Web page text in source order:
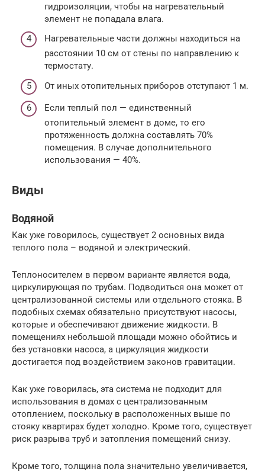
гидроизоляции, чтобы на нагревательный
элемент не попадала влага.
Нагревательные части должны находиться на
расстоянии 10 см от стены по направлению к
термостату.
От иных отопительных приборов отступают 1 м.
Если теплый пол — единственный
отопительный элемент в доме, то его
протяженность должна составлять 70%
помещения. В случае дополнительного
использования — 40%.
Виды
Водяной
Как уже говорилось, существует 2 основных вида
теплого пола – водяной и электрический.
Теплоносителем в первом варианте является вода,
циркулирующая по трубам. Подводиться она может от
централизованной системы или отдельного стояка. В
подобных схемах обязательно присутствуют насосы,
которые и обеспечивают движение жидкости. В
помещениях небольшой площади можно обойтись и
без установки насоса, а циркуляция жидкости
достигается под воздействием законов гравитации.
Как уже говорилась, эта система не подходит для
использования в домах с централизованным
отоплением, поскольку в расположенных выше по
стояку квартирах будет холодно. Кроме того, существует
риск разрыва труб и затопления помещений снизу.
Кроме того, толщина пола значительно увеличивается,